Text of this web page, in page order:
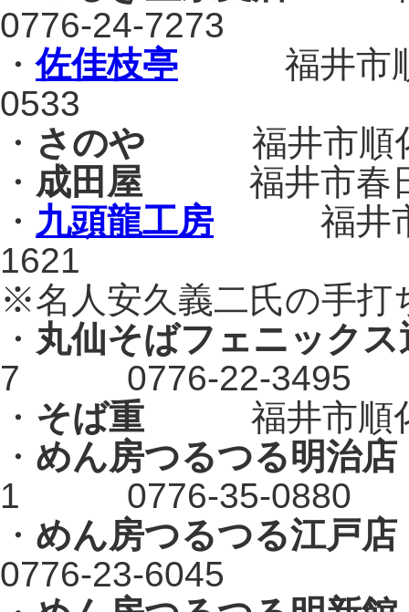
0776-24-7273
・佐佳枝亭 福井市
0533
・ さのや 福井市順
・ 成田屋 福井市春
・ 九頭龍工房福井市
1621
※名人安久義二氏の手打
・ 丸仙そばフェニックス
7 0776-22-3495
・ そば重 福井市順
・ めん房つるつる明治店
1 0776-35-0880
・ めん房つるつる江戸店
0776-23-6045